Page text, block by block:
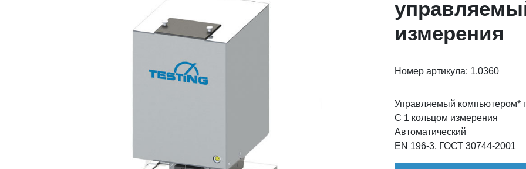
измерения
Номер артикула: 1.0360
Управляемый компьютером*
С 1 кольцом измерения
Автоматический
EN 196-3, ГОСТ 30744-2001